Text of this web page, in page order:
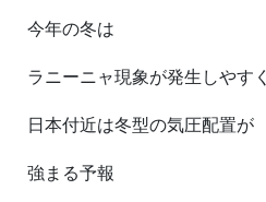
今年の冬は
ラニーニャ現象が発生しやすく
日本付近は冬型の気圧配置が
強まる予報